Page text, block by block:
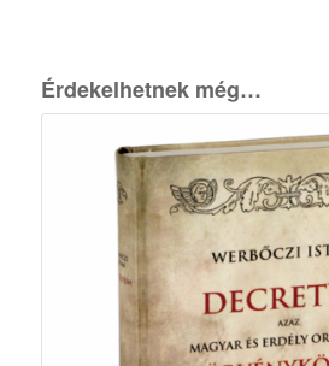
Érdekelhetnek még…